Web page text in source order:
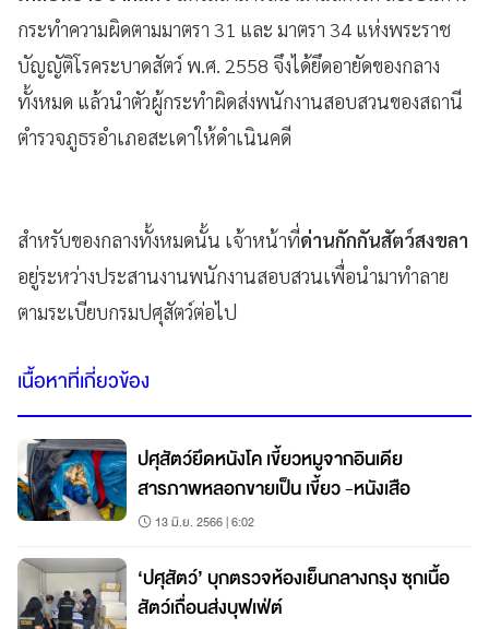
กระทำความผิดตามมาตรา 31 และ มาตรา 34 แห่งพระราช
บัญญัติโรคระบาดสัตว์ พ.ศ. 2558 จึงได้ยึดอายัดของกลาง
ทั้งหมด แล้วนำตัวผู้กระทำผิดส่งพนักงานสอบสวนของสถานี
ตำรวจภูธรอำเภอสะเดาให้ดำเนินคดี
สำหรับของกลางทั้งหมดนั้น เจ้าหน้าที่ด่านกักกันสัตว์สงขลา
อยู่ระหว่างประสานงานพนักงานสอบสวนเพื่อนำมาทำลาย
ตามระเบียบกรมปศุสัตว์ต่อไป
เนื้อหาที่เกี่ยวข้อง
ปศุสัตว์ยึดหนังโค เขี้ยวหมูจากอินเดีย
สารภาพหลอกขายเป็น เขี้ยว -หนังเสือ
13 มิ.ย. 2566 | 6:02
‘ปศุสัตว์’ บุกตรวจห้องเย็นกลางกรุง ซุกเนื้อ
สัตว์เถื่อนส่งบุฟเฟ่ต์